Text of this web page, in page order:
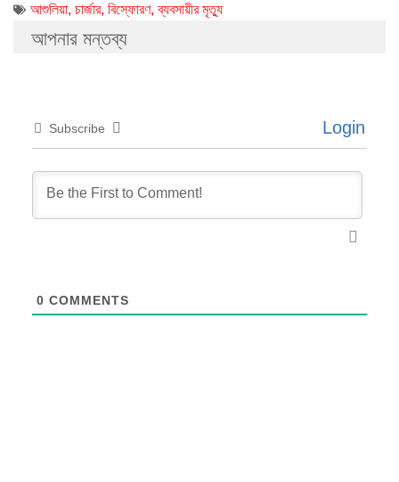
আশুলিয়া, চার্জার, বিস্ফোরণ,ব্যবসায়ীর মৃত্যু
আপনার মন্তব্য
Subscribe Login
0 COMMENTS